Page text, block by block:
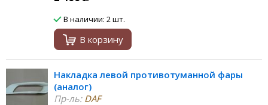
В наличии: 2 шт.
В корзину
Накладка левой противотуманной фары
(аналог)
Пр-ль:DAF